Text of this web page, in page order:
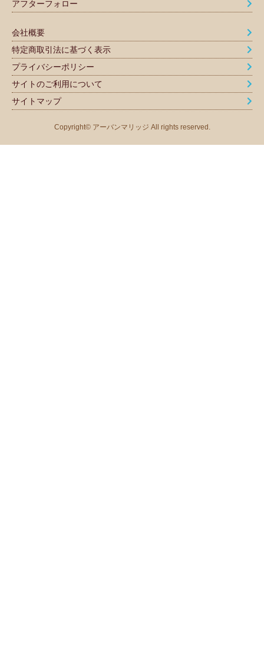
アフターフォロー
会社概要
特定商取引法に基づく表示
プライバシーポリシー
サイトのご利用について
サイトマップ
Copyright© アーバンマリッジ All rights reserved.